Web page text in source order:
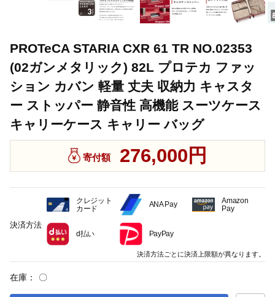
PROTeCA STARIA CXR 61 TR NO.02353
(02ガンメタリック) 82L プロテカ ファッ
ション カバン 軽量 丈夫 収納力 キャスタ
ー ストッパー 静音性 高機能 スーツケース
キャリーケース キャリー バッグ
寄付額 276,000円
在庫： 〇
決済方法
クレジット
カード
ANA Pay
Amazon
Pay
d払い PayPay
決済方法ごとに決済上限額が異なります。